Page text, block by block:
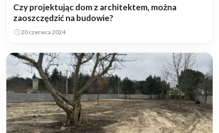
Czy projektując dom z architektem, można
zaoszczędzić na budowie?
20 czerwca 2024